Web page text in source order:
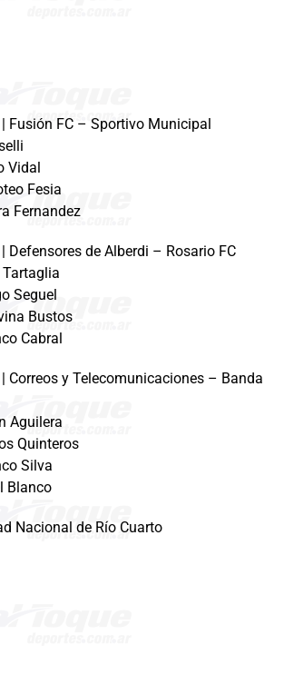
Fusión FC – Sportivo Municipal
Vidal
Fesia
Fernandez
Defensores de Alberdi – Rosario FC
Seguel
Bustos
Cabral
Correos y Telecomunicaciones – Banda
Aguilera
Quinteros
Silva
Blanco
Nacional de Río Cuarto